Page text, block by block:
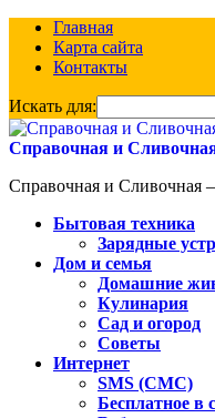
Главная
Карта сайта
Контакты
Искать для:
Справочная и
Справочная и Сливочная
Бытовая техника
Зарядные
Дом и семья
Домашние
Кулинария
Сад и огород
Советы
Интернет
SMS (СМС)
Бесплатное в